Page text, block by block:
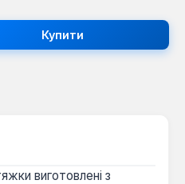
Введіть потрібну
Купити
виготовлені з